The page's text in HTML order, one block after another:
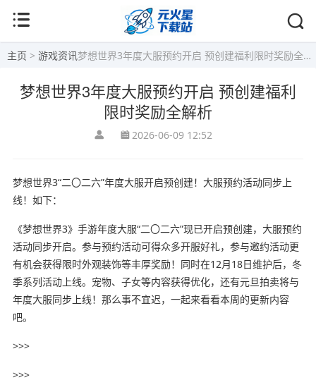
主页 > 游戏资讯梦想世界3年度大服预约开启 预创建福利限时奖励全解析
梦想世界3年度大服预约开启 预创建福利
限时奖励全解析
2026-06-09 12:52
梦想世界3“二〇二六”年度大服开启预创建！大服预约活动同步上
线！如下：
《梦想世界3》手游年度大服“二〇二六”现已开启预创建，大服预约
活动同步开启。参与预约活动可得众多开服好礼，参与邀约活动更
有机会获得限时外观装饰等丰厚奖励！同时在12月18日维护后，冬
季系列活动上线。宠物、子女等内容获得优化，还有元旦拍卖将与
年度大服同步上线！那么事不宜迟，一起来看看本周的更新内容
吧。
>>>
>>>